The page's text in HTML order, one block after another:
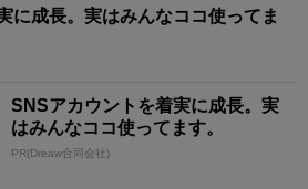
に成長。実はみんなココ使ってま
SNSアカウントを着実に成長。実
はみんなココ使ってます。
PR(Dreaw合同会社)